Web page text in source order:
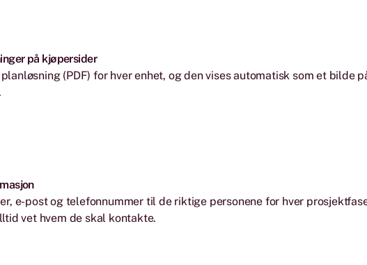
på kjøpersider
(PDF) for hver enhet, og den vises automatisk som et bilde
e-post og telefonnummer til de riktige personene for hver
vet hvem de skal kontakte.